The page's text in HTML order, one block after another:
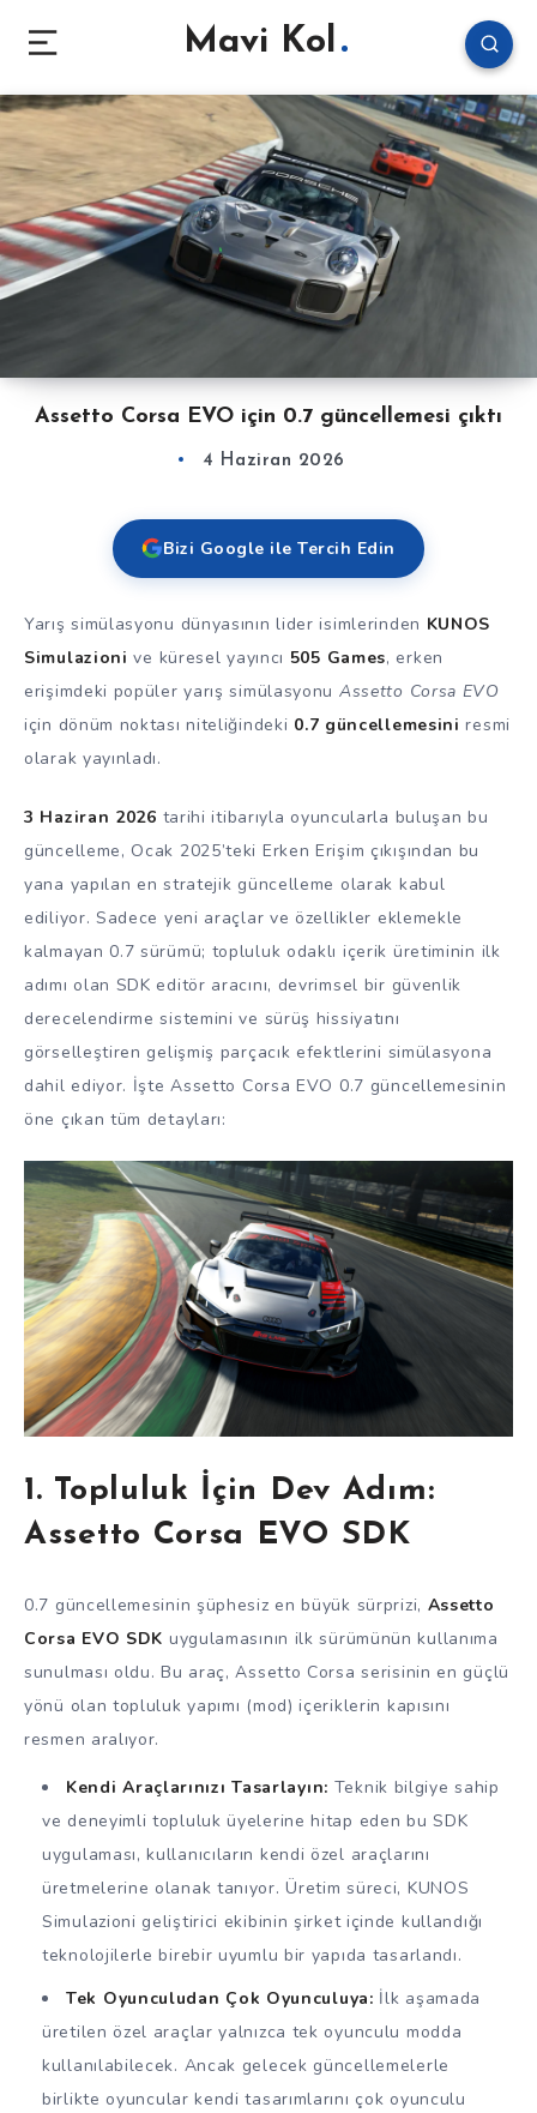
Mavi Kol
Assetto Corsa EVO için 0.7 güncellemesi çıktı
4 Haziran 2026
Bizi Google ile Tercih Edin
Yarış simülasyonu dünyasının lider isimlerinden KUNOS
Simulazioni ve küresel yayıncı 505 Games, erken
erişimdeki popüler yarış simülasyonu Assetto Corsa EVO
için dönüm noktası niteliğindeki 0.7 güncellemesini resmi
olarak yayınladı.
3 Haziran 2026 tarihi itibarıyla oyuncularla buluşan bu
güncelleme, Ocak 2025’teki Erken Erişim çıkışından bu
yana yapılan en stratejik güncelleme olarak kabul
ediliyor. Sadece yeni araçlar ve özellikler eklemekle
kalmayan 0.7 sürümü; topluluk odaklı içerik üretiminin ilk
adımı olan SDK editör aracını, devrimsel bir güvenlik
derecelendirme sistemini ve sürüş hissiyatını
görselleştiren gelişmiş parçacık efektlerini simülasyona
dahil ediyor. İşte Assetto Corsa EVO 0.7 güncellemesinin
öne çıkan tüm detayları:
1. Topluluk İçin Dev Adım:
Assetto Corsa EVO SDK
0.7 güncellemesinin şüphesiz en büyük sürprizi, Assetto
Corsa EVO SDK uygulamasının ilk sürümünün kullanıma
sunulması oldu. Bu araç, Assetto Corsa serisinin en güçlü
yönü olan topluluk yapımı (mod) içeriklerin kapısını
resmen aralıyor.
Kendi Araçlarınızı Tasarlayın: Teknik bilgiye sahip
ve deneyimli topluluk üyelerine hitap eden bu SDK
uygulaması, kullanıcıların kendi özel araçlarını
üretmelerine olanak tanıyor. Üretim süreci, KUNOS
Simulazioni geliştirici ekibinin şirket içinde kullandığı
teknolojilerle birebir uyumlu bir yapıda tasarlandı.
Tek Oyunculudan Çok Oyunculuya: İlk aşamada
üretilen özel araçlar yalnızca tek oyunculu modda
kullanılabilecek. Ancak gelecek güncellemelerle
birlikte oyuncular kendi tasarımlarını çok oyunculu